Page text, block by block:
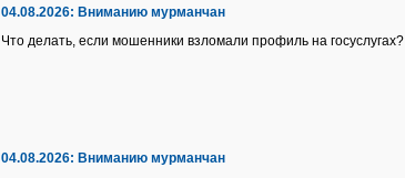
04.08.2026: Вниманию мурманчан
Что делать, если мошенники взломали профиль на госуслугах?
04.08.2026: Вниманию мурманчан